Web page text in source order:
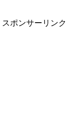
スポンサーリンク